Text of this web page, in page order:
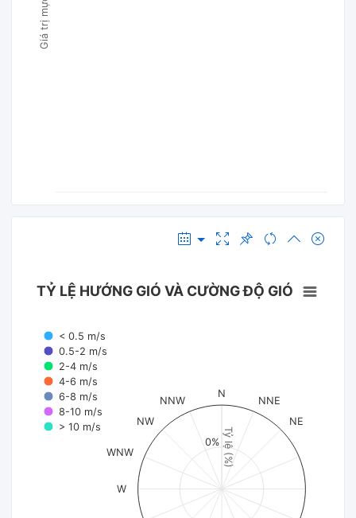
Tỷ lệ (%)
TỶ LỆ HƯỚNG GIÓ VÀ CƯỜNG ĐỘ GIÓ
< 0.5 m/s
0.5-2 m/s
2-4 m/s
4-6 m/s
6-8 m/s
8-10 m/s
> 10 m/s
N
NNE
NE
W
WNW
NW
NNW
0%